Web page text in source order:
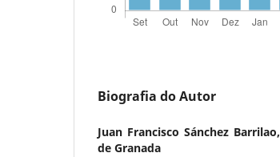
Biografia do Autor
Juan Francisco Sánchez Barrilao,
de Granada